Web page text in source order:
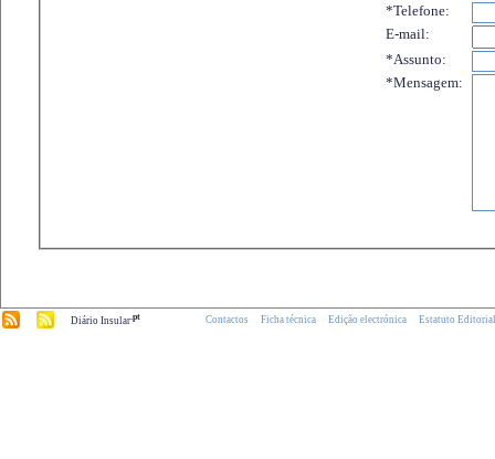
*Telefone:
E-mail:
*Assunto:
*Mensagem:
Diário Insular.pt Contactos Ficha técnica Edição electrónica Estatuto Editorial